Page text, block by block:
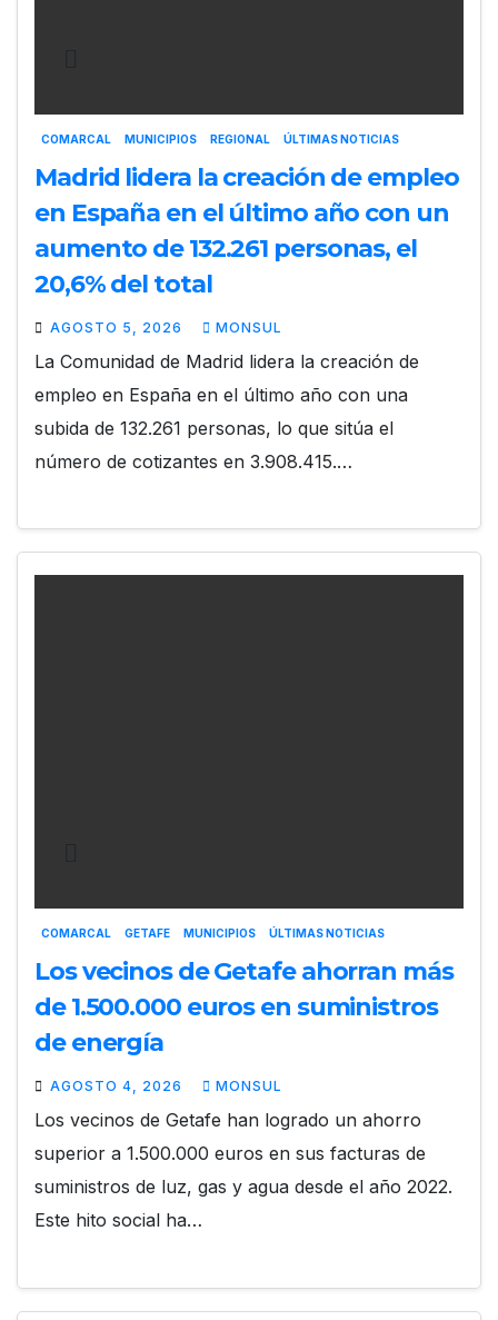
COMARCAL MUNICIPIOS REGIONAL ÚLTIMAS NOTICIAS
Madrid lidera la creación de empleo
en España en el último año con un
aumento de 132.261 personas, el
20,6% del total
AGOSTO 5, 2026 MONSUL
La Comunidad de Madrid lidera la creación de
empleo en España en el último año con una
subida de 132.261 personas, lo que sitúa el
número de cotizantes en 3.908.415.…
COMARCAL GETAFE MUNICIPIOS ÚLTIMAS NOTICIAS
Los vecinos de Getafe ahorran más
de 1.500.000 euros en suministros
de energía
AGOSTO 4, 2026 MONSUL
Los vecinos de Getafe han logrado un ahorro
superior a 1.500.000 euros en sus facturas de
suministros de luz, gas y agua desde el año 2022.
Este hito social ha…